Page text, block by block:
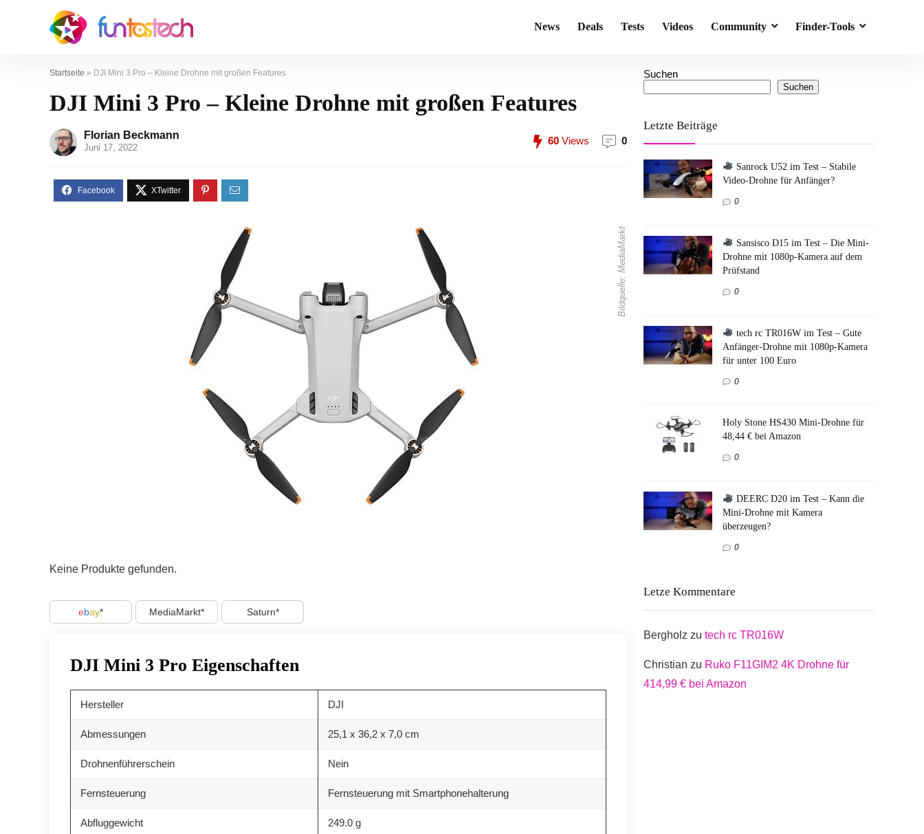
News Deals Tests Videos Community Finder-Tools
Startseite » DJI Mini 3 Pro – Kleine Drohne mit großen Features
DJI Mini 3 Pro – Kleine Drohne mit großen Features
Florian Beckmann
Juni 17, 2022
60 Views 0
Bildquelle: MediaMarkt
Keine Produkte gefunden.
ebay MediaMarkt Saturn
DJI Mini 3 Pro Eigenschaften
Hersteller DJI
Abmessungen 25,1 x 36,2 x 7,0 cm
Drohnenführerschein Nein
Fernsteuerung Fernsteuerung mit Smartphonehalterung
Abfluggewicht 249.0 g
Suchen
Suchen
Letzte Beiträge
Sanrock U52 im Test – Stabile
Video-Drohne für Anfänger?
0
Sansisco D15 im Test – Die Mini-
Drohne mit 1080p-Kamera auf dem
Prüfstand
0
tech rc TR016W im Test – Gute
Anfänger-Drohne mit 1080p-Kamera
für unter 100 Euro
0
Holy Stone HS430 Mini-Drohne für
48,44 € bei Amazon
0
DEERC D20 im Test – Kann die
Mini-Drohne mit Kamera
überzeugen?
0
Letze Kommentare
Bergholz zu tech rc TR016W
Christian zu Ruko F11GIM2 4K Drohne für
414,99 € bei Amazon